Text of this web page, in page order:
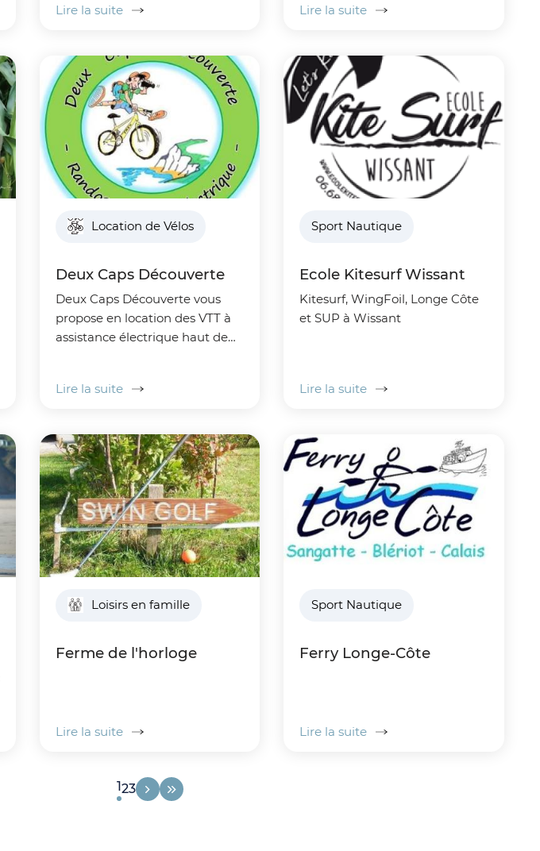
Lire la suite Lire la suite
Location de Vélos
Deux Caps Découverte
Deux Caps Découverte vous
propose en location des VTT à
assistance électrique haut de
sommes amoureux de notre
Lire la suite
Sport Nautique
Ecole Kitesurf Wissant
Kitesurf, WingFoil, Longe Côte
et SUP à Wissant
Lire la suite
Loisirs en famille
Ferme de l'horloge
Lire la suite
Sport Nautique
Ferry Longe-Côte
Lire la suite
Page courante
1Aller à la page 2
2Aller à la page 3
3Page suivante
Aller à la dernière page